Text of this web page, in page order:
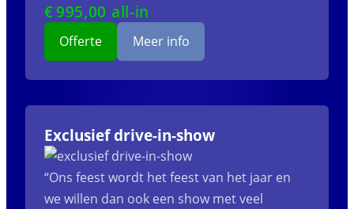
€995,00 all-in
Offerte Meer info
Exclusief drive-in-show
“Ons feest wordt het feest van het jaar en
we willen dan ook een show met veel